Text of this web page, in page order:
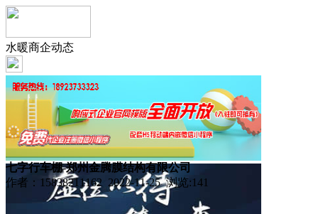
水暖商企动态
七字行车棚-郑州金腾膜结构有限公司
作者：15838211162 2022-11-25 浏览:141